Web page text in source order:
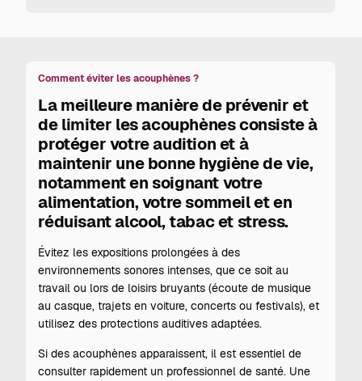
Comment éviter les acouphènes ?
La meilleure manière de prévenir et
de limiter les acouphènes consiste à
protéger votre audition et à
maintenir une bonne hygiène de vie,
notamment en soignant votre
alimentation, votre sommeil et en
réduisant alcool, tabac et stress.
Évitez les expositions prolongées à des
environnements sonores intenses, que ce soit au
travail ou lors de loisirs bruyants (écoute de musique
au casque, trajets en voiture, concerts ou festivals), et
utilisez des protections auditives adaptées.
Si des acouphènes apparaissent, il est essentiel de
consulter rapidement un professionnel de santé. Une